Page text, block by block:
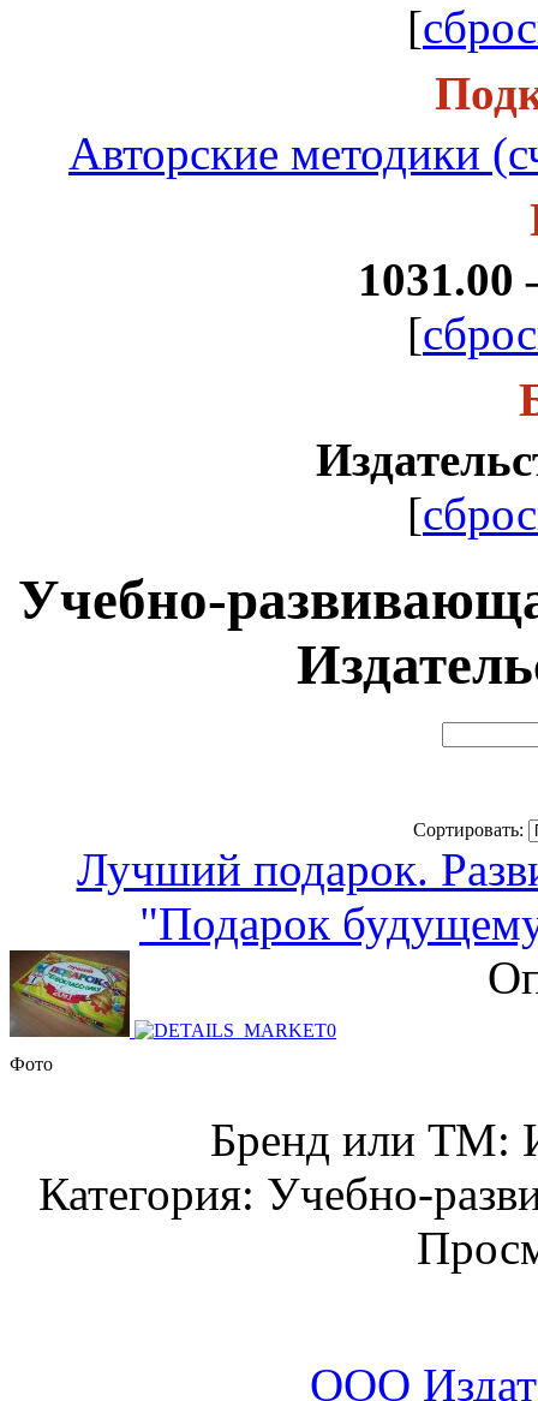
[
Авторские методики
1031.00
[
[
Учебно-
Сортировать:
Лучший подарок.
"Подарок
Фото
Бренд или ТМ:
Категория: Учебно-
ООО